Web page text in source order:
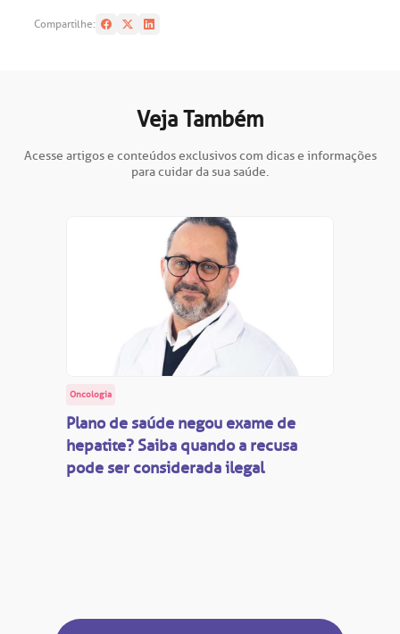
Saiba mais
CEP: 01438-000 | Jardim Paulista
de cuidado
Compartilhe:
Veja Também
Acesse artigos e conteúdos exclusivos com dicas e informações
para cuidar da sua saúde.
Oncologia
Plano de saúde negou exame de
hepatite? Saiba quando a recusa
pode ser considerada ilegal